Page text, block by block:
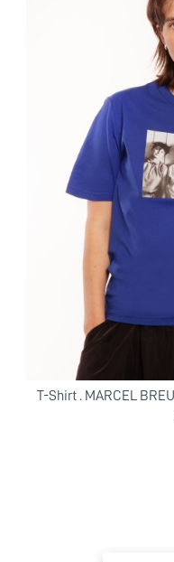
T-Shirt . MARCEL